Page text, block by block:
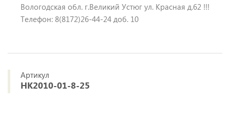
Вологодская обл. г.Великий Устюг ул. Красная д.62 !!!
Телефон: 8(8172)26-44-24 доб. 10
Артикул
HK2010-01-8-25